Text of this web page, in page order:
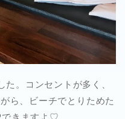
。コンセントが多く、
ら、ビーチでとりためた
できますよ♡